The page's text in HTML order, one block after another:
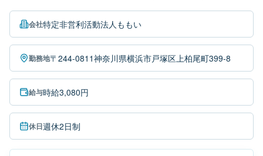
会社特定非営利活動法人ももい
勤務地〒244-0811神奈川県横浜市戸塚区上柏尾町399-8
給与時給3,080円
休日週休2日制